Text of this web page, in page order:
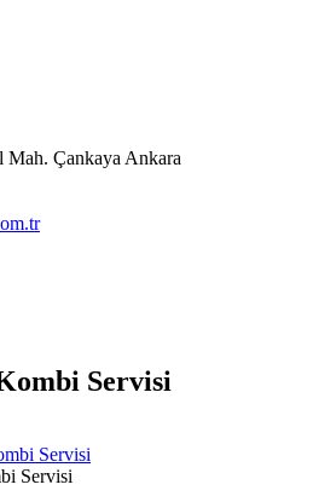
Çankaya Ankara
Servisi
Servisi
Servisi